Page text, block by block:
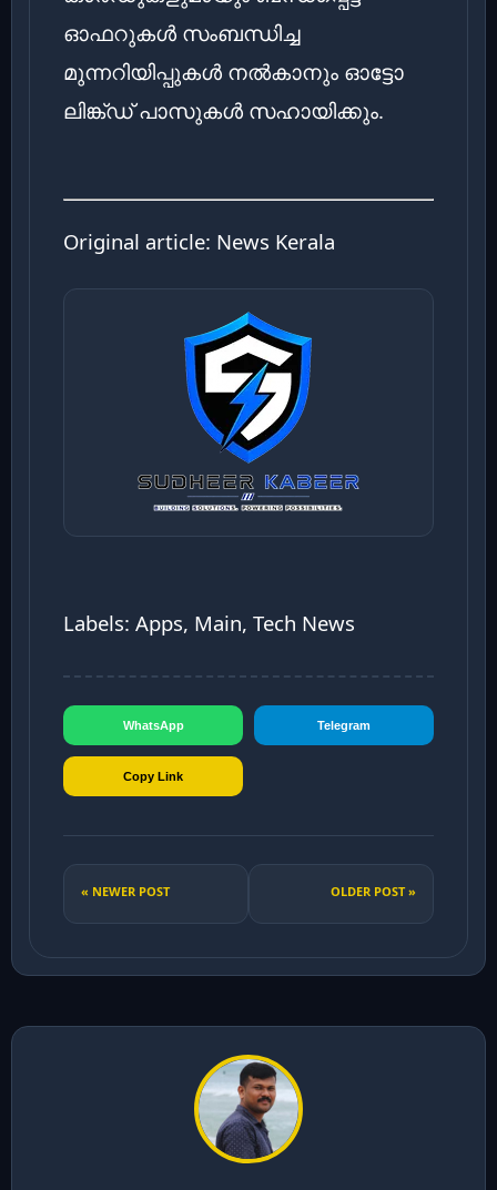
ഓഫറുകൾ സംബന്ധിച്ച
മുന്നറിയിപ്പുകൾ നൽകാനും ഓട്ടോ
ലിങ്ക്ഡ് പാസുകൾ സഹായിക്കും.
Original article: News Kerala
Labels: Apps, Main, Tech News
WhatsApp Telegram
Copy Link
« NEWER POST OLDER POST »